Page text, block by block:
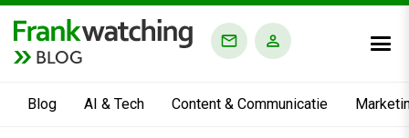
BLOG
Blog AI & Tech Content & Communicatie